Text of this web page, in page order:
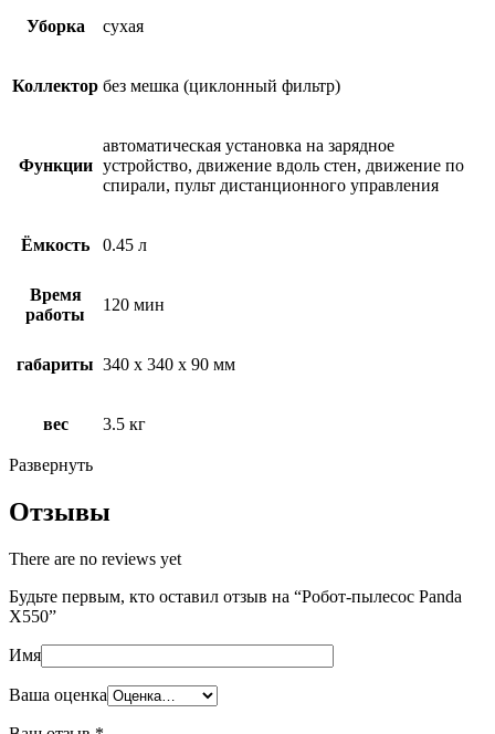
Уборка сухая
Коллектор без мешка (циклонный фильтр)
Функции
автоматическая установка на зарядное
устройство, движение вдоль стен, движение по
спирали, пульт дистанционного управления
Ёмкость 0.45 л
Время
работы
120 мин
габариты 340 x 340 x 90 мм
вес 3.5 кг
Развернуть
Отзывы
There are no reviews yet
Будьте первым, кто оставил отзыв на “Робот-пылесос Panda
Х550”
Имя
Ваша оценка